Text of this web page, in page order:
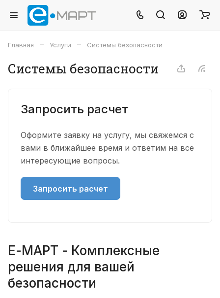
Главная – Услуги – Системы безопасности
Системы безопасности
Запросить расчет
Оформите заявку на услугу, мы свяжемся с
вами в ближайшее время и ответим на все
интересующие вопросы.
Запросить расчет
Е-МАРТ - Комплексные
решения для вашей
безопасности